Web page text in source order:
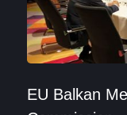
EU Balkan